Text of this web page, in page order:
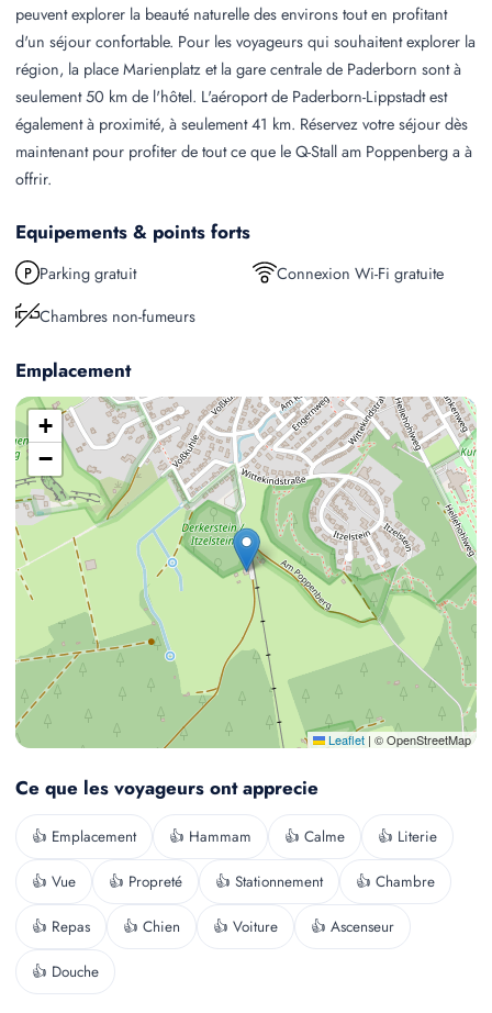
peuvent explorer la beauté naturelle des environs tout en profitant
d'un séjour confortable. Pour les voyageurs qui souhaitent explorer la
région, la place Marienplatz et la gare centrale de Paderborn sont à
seulement 50 km de l'hôtel. L'aéroport de Paderborn-Lippstadt est
également à proximité, à seulement 41 km. Réservez votre séjour dès
maintenant pour profiter de tout ce que le Q-Stall am Poppenberg a à
offrir.
Equipements & points forts
Parking gratuit
Connexion Wi-Fi gratuite
Chambres non-fumeurs
Emplacement
+
−
Leaflet | © OpenStreetMap
Ce que les voyageurs ont apprecie
👍 Emplacement 👍 Hammam 👍 Calme 👍 Literie
👍 Vue 👍 Propreté 👍 Stationnement 👍 Chambre
👍 Repas 👍 Chien 👍 Voiture 👍 Ascenseur
👍 Douche